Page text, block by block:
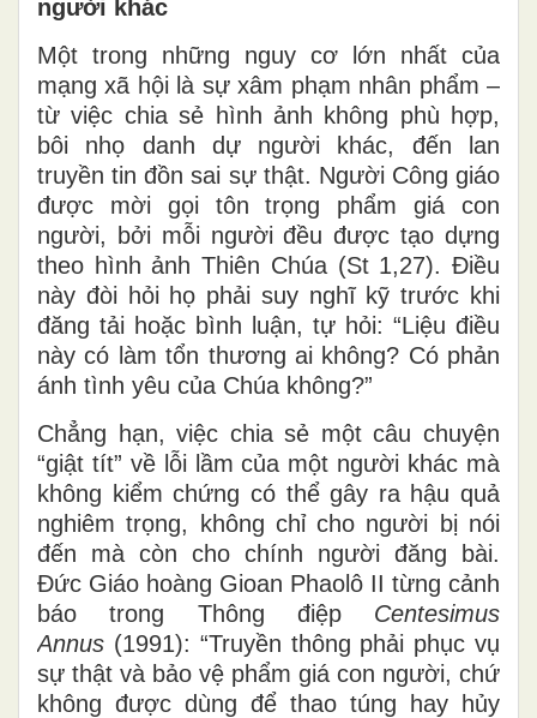
người khác
Một trong những nguy cơ lớn nhất của
mạng xã hội là sự xâm phạm nhân phẩm –
từ việc chia sẻ hình ảnh không phù hợp,
bôi nhọ danh dự người khác, đến lan
truyền tin đồn sai sự thật. Người Công giáo
được mời gọi tôn trọng phẩm giá con
người, bởi mỗi người đều được tạo dựng
theo hình ảnh Thiên Chúa (St 1,27). Điều
này đòi hỏi họ phải suy nghĩ kỹ trước khi
đăng tải hoặc bình luận, tự hỏi: “Liệu điều
này có làm tổn thương ai không? Có phản
ánh tình yêu của Chúa không?”
Chẳng hạn, việc chia sẻ một câu chuyện
“giật tít” về lỗi lầm của một người khác mà
không kiểm chứng có thể gây ra hậu quả
nghiêm trọng, không chỉ cho người bị nói
đến mà còn cho chính người đăng bài.
Đức Giáo hoàng Gioan Phaolô II từng cảnh
báo trong Thông điệp Centesimus
Annus (1991): “Truyền thông phải phục vụ
sự thật và bảo vệ phẩm giá con người, chứ
không được dùng để thao túng hay hủy